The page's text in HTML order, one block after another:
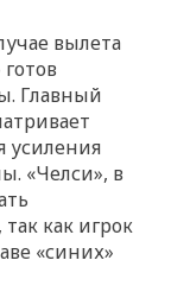
вылета
Главный
усиления
«Челси», в
как игрок
«синих»